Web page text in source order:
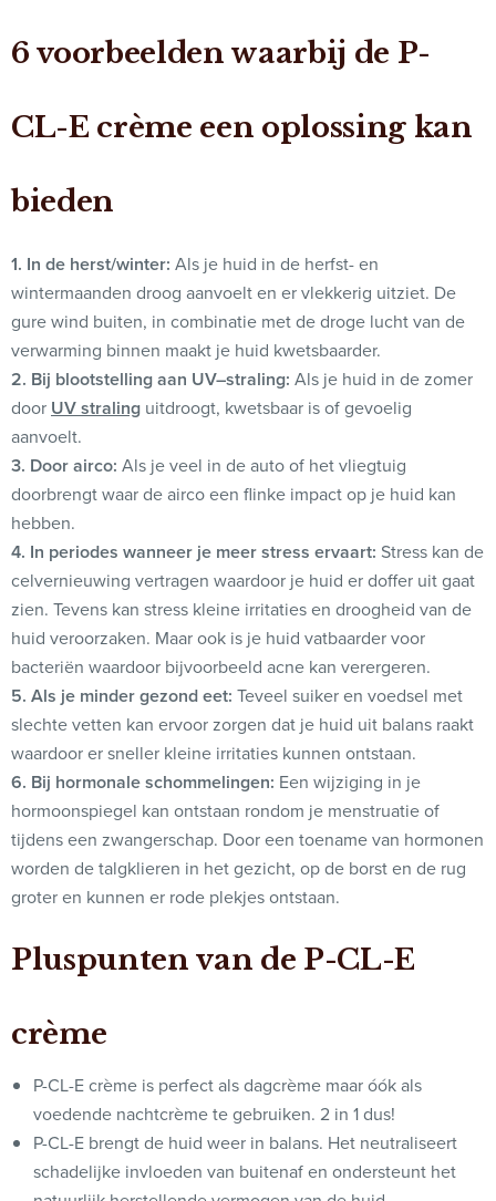
6 voorbeelden waarbij de P-
CL-E crème een oplossing kan
bieden
1. In de herst/winter: Als je huid in de herfst- en
wintermaanden droog aanvoelt en er vlekkerig uitziet. De
gure wind buiten, in combinatie met de droge lucht van de
verwarming binnen maakt je huid kwetsbaarder.
2. Bij blootstelling aan UV–straling: Als je huid in de zomer
door UV straling uitdroogt, kwetsbaar is of gevoelig
aanvoelt.
3. Door airco: Als je veel in de auto of het vliegtuig
doorbrengt waar de airco een flinke impact op je huid kan
hebben.
4. In periodes wanneer je meer stress ervaart: Stress kan de
celvernieuwing vertragen waardoor je huid er doffer uit gaat
zien. Tevens kan stress kleine irritaties en droogheid van de
huid veroorzaken. Maar ook is je huid vatbaarder voor
bacteriën waardoor bijvoorbeeld acne kan verergeren.
5. Als je minder gezond eet: Teveel suiker en voedsel met
slechte vetten kan ervoor zorgen dat je huid uit balans raakt
waardoor er sneller kleine irritaties kunnen ontstaan.
6. Bij hormonale schommelingen: Een wijziging in je
hormoonspiegel kan ontstaan rondom je menstruatie of
tijdens een zwangerschap. Door een toename van hormonen
worden de talgklieren in het gezicht, op de borst en de rug
groter en kunnen er rode plekjes ontstaan.
Pluspunten van de P-CL-E
crème
P-CL-E crème is perfect als dagcrème maar óók als
voedende nachtcrème te gebruiken. 2 in 1 dus!
P-CL-E brengt de huid weer in balans. Het neutraliseert
schadelijke invloeden van buitenaf en ondersteunt het